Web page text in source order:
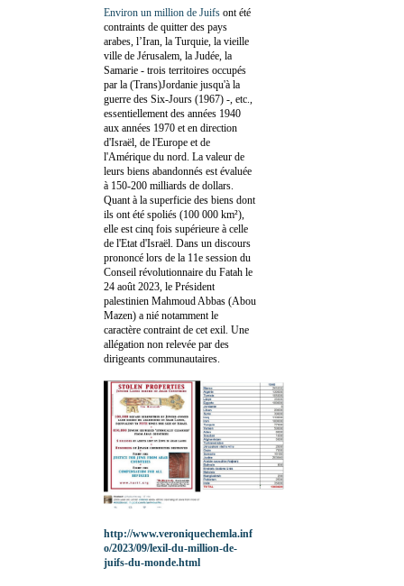
Environ un million de Juifs ont été
contraints de quitter des pays
arabes, l’Iran, la Turquie, la vieille
ville de Jérusalem, la Judée, la
Samarie - trois territoires occupés
par la (Trans)Jordanie jusqu'à la
guerre des Six-Jours (1967) -, etc.,
essentiellement des années 1940
aux années 1970 et en direction
d'Israël, de l'Europe et de
l'Amérique du nord. La valeur de
leurs biens abandonnés est évaluée
à 150-200 milliards de dollars.
Quant à la superficie des biens dont
ils ont été spoliés (100 000 km²),
elle est cinq fois supérieure à celle
de l'Etat d'Israël. Dans un discours
prononcé lors de la 11e session du
Conseil révolutionnaire du Fatah le
24 août 2023, le Président
palestinien Mahmoud Abbas (Abou
Mazen) a nié notamment le
caractère contraint de cet exil. Une
allégation non relevée par des
dirigeants communautaires.
http://www.veroniquechemla.inf
o/2023/09/lexil-du-million-de-
juifs-du-monde.html